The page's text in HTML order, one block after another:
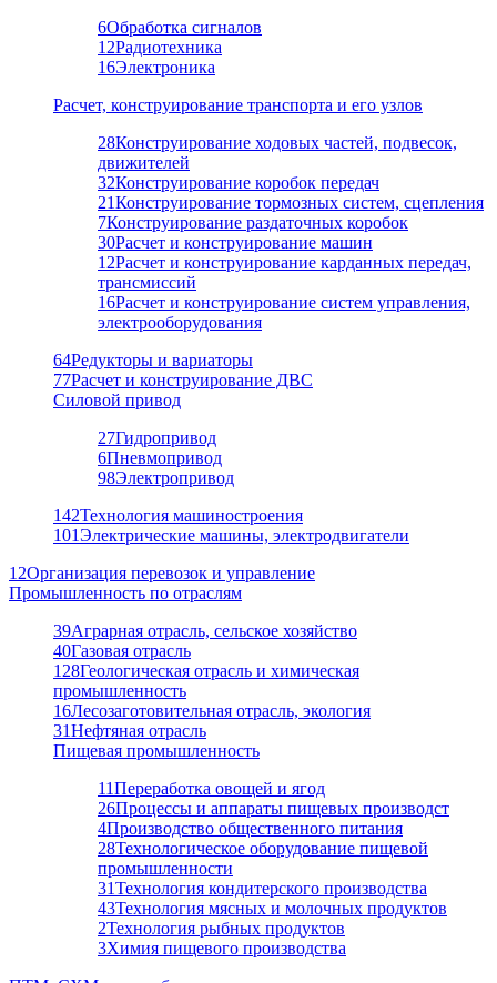
6Обработка сигналов
12Радиотехника
16Электроника
Расчет, конструирование транспорта и его узлов
28Конструирование ходовых частей, подвесок,
движителей
32Конструирование коробок передач
21Конструирование тормозных систем, сцепления
7Конструирование раздаточных коробок
30Расчет и конструирование машин
12Расчет и конструирование карданных передач,
трансмиссий
16Расчет и конструирование систем управления,
электрооборудования
64Редукторы и вариаторы
77Расчет и конструирование ДВС
Силовой привод
27Гидропривод
6Пневмопривод
98Электропривод
142Технология машиностроения
101Электрические машины, электродвигатели
12Организация перевозок и управление
Промышленность по отраслям
39Аграрная отрасль, сельское хозяйство
40Газовая отрасль
128Геологическая отрасль и химическая
промышленность
16Лесозаготовительная отрасль, экология
31Нефтяная отрасль
Пищевая промышленность
11Переработка овощей и ягод
26Процессы и аппараты пищевых производст
4Производство общественного питания
28Технологическое оборудование пищевой
промышленности
31Технология кондитерского производства
43Технология мясных и молочных продуктов
2Технология рыбных продуктов
3Химия пищевого производства